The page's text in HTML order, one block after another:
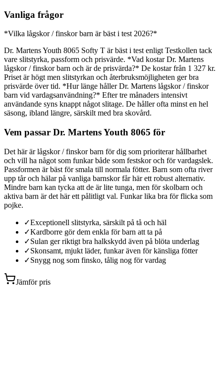
Vanliga frågor
*Vilka lågskor / finskor barn är bäst i test 2026?*
Dr. Martens Youth 8065 Softy T är bäst i test enligt Testkollen tack
vare slitstyrka, passform och prisvärde. *Vad kostar Dr. Martens
lågskor / finskor barn och är de prisvärda?* De kostar från 1 327 kr.
Priset är högt men slitstyrkan och återbruksmöjligheten ger bra
prisvärde över tid. *Hur länge håller Dr. Martens lågskor / finskor
barn vid vardagsanvändning?* Efter tre månaders intensivt
användande syns knappt något slitage. De håller ofta minst en hel
säsong, ibland längre, särskilt med bra skovård.
Vem passar Dr. Martens Youth 8065 för
Det här är lågskor / finskor barn för dig som prioriterar hållbarhet
och vill ha något som funkar både som festskor och för vardagslek.
Passformen är bäst för smala till normala fötter. Barn som ofta river
upp tår och hälar på vanliga barnskor får här ett robust alternativ.
Mindre barn kan tycka att de är lite tunga, men för skolbarn och
aktiva barn är det här ett pålitligt val. Funkar lika bra för flicka som
pojke.
✓Exceptionell slitstyrka, särskilt på tå och häl
✓Kardborre gör dem enkla för barn att ta på
✓Sulan ger riktigt bra halkskydd även på blöta underlag
✓Skonsamt, mjukt läder, funkar även för känsliga fötter
✓Snygg nog som finsko, tålig nog för vardag
Jämför pris